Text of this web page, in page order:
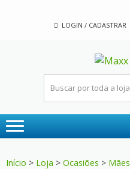
LOGIN / CADASTRAR
Início > Loja > Ocasiões > Mães